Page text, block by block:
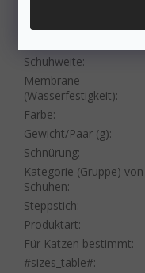
Schuhweite:
Membrane
(Wasserfestigkeit):
Farbe:
Gewicht/Paar (g):
Schnürung:
Kategorie (Gruppe) von
Schuhen:
Steppstich:
Produktart:
Für Katzen bestimmt:
#sizes_table#: